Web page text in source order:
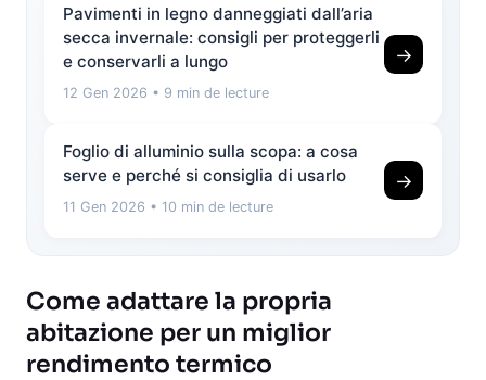
Pavimenti in legno danneggiati dall’aria
secca invernale: consigli per proteggerli
e conservarli a lungo
12 Gen 2026 • 9 min de lecture
→
Foglio di alluminio sulla scopa: a cosa
serve e perché si consiglia di usarlo
11 Gen 2026 • 10 min de lecture
→
Come adattare la propria
abitazione per un miglior
rendimento termico